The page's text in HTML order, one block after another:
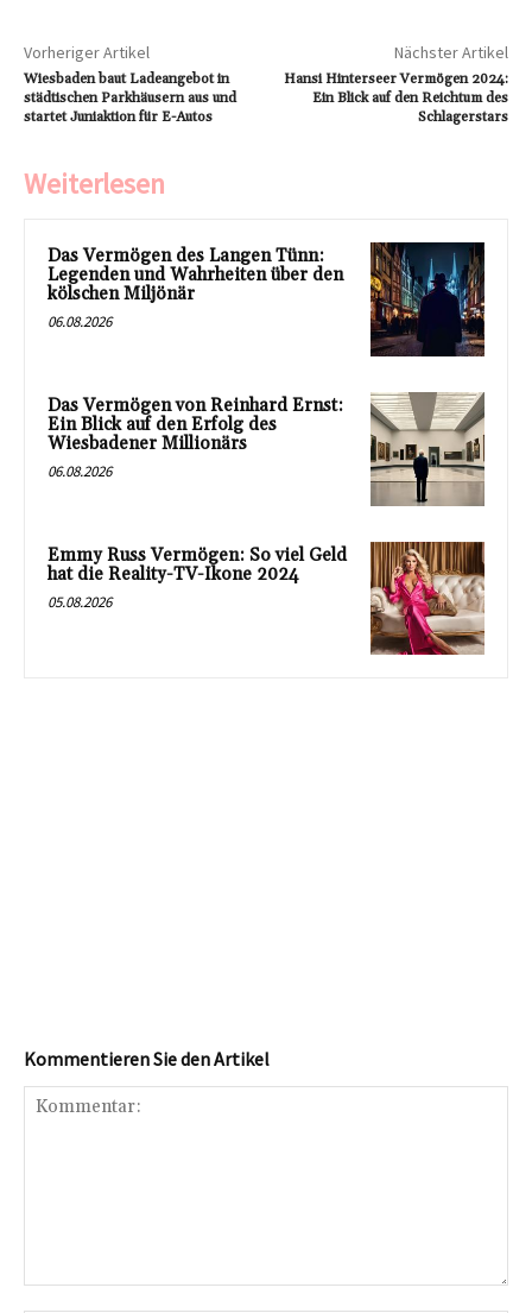
Vorheriger Artikel
Wiesbaden baut Ladeangebot in
städtischen Parkhäusern aus und
startet Juniaktion für E-Autos
Nächster Artikel
Hansi Hinterseer Vermögen 2024:
Ein Blick auf den Reichtum des
Schlagerstars
Weiterlesen
Das Vermögen des Langen Tünn:
Legenden und Wahrheiten über den
kölschen Miljönär
06.08.2026
Das Vermögen von Reinhard Ernst:
Ein Blick auf den Erfolg des
Wiesbadener Millionärs
06.08.2026
Emmy Russ Vermögen: So viel Geld
hat die Reality-TV-Ikone 2024
05.08.2026
Kommentieren Sie den Artikel